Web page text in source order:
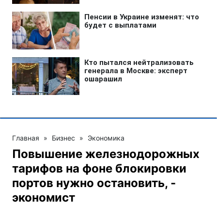
Главная » Бизнес » Экономика
Повышение железнодорожных
тарифов на фоне блокировки
портов нужно остановить, -
экономист